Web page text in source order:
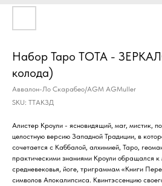
Набор Таро ТОТА -
колода)
Аввалон-Ло Скарабео/AGM AGMuller
SKU: ТТАКЗД
Алистер Кроули - ясновидящий, маг, мистик,
целостную версию Западной Традиции, в
сочетается с Каббалой, алхимией, Таро,
практическими знаниями Кроули обращался
средневековья, йоге, триграммам «Книги
символов Апокалипсиса. Квинтэссенцию